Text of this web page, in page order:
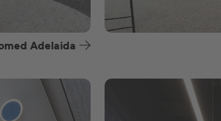
Adelaida